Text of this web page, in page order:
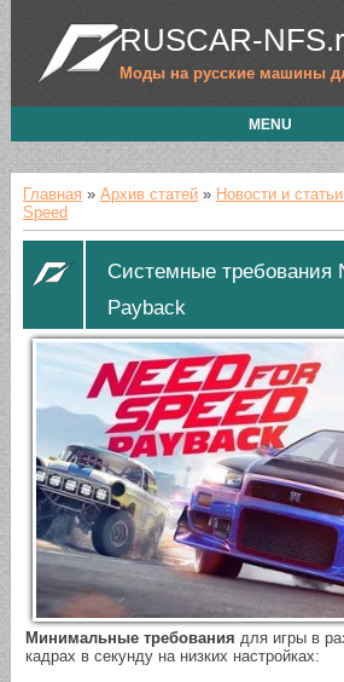
RUSCAR-
Моды на русские машины
MENU
Главная » Архив статей» Новости и
Speed
Системные требования
Payback
Минимальные требования для игры в
кадрах в секунду на низких настройках: